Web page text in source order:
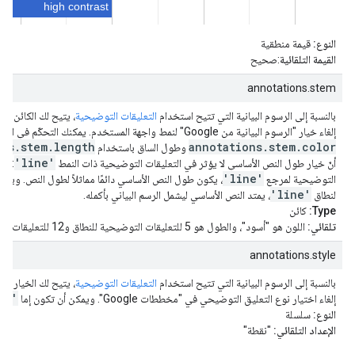
النوع: قيمة منطقية
القيمة التلقائية:صحيح
annotations.stem
بالنسبة إلى الرسوم البيانية التي تتيح استخدام التعليقات التوضيحية، يتيح لك الكائن
إلغاء خيار "الرسوم البيانية من Google" لنمط واجهة المستخدم. يمكنك التحكّم في اللون باستخدام السمة
annotations.stem.color وطول الساق باستخدام
أنّ خيار طول النص الأساسي لا يؤثر في التعليقات التوضيحية ذات النمط 'line'
:
التوضيحية لمرجع 'line'، يكون طول النص الأساسي دائمًا مماثلاً لطول النص.
لنطاق
'line'، يمتد النص الأساسي ليشمل الرسم البياني بأكمله.
Type: كائن
تلقائي: اللون هو "أسود"، والطول هو 5 للتعليقات التوضيحية للنطاق و12 للتعليقات التوضيحية للمرجع.
annotations.style
بالنسبة إلى الرسوم البيانية التي تتيح استخدام التعليقات التوضيحية، يتيح لك الخيار
إلغاء اختيار نوع التعليق التوضيحي في "مخططات Google". ويمكن أن تكون إما
النوع: سلسلة
الإعداد التلقائي: "نقطة"